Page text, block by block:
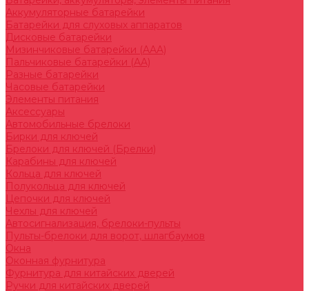
Аккумуляторные батарейки
Батарейки для слуховых аппаратов
Дисковые батарейки
Мизинчиковые батарейки (AAA)
Пальчиковые батарейки (AA)
Разные батарейки
Часовые батарейки
Элементы питания
Аксессуары
Автомобильные брелоки
Бирки для ключей
Брелоки для ключей (Брелки)
Карабины для ключей
Кольца для ключей
Полукольца для ключей
Цепочки для ключей
Чехлы для ключей
Автосигнализация, брелоки-пульты
Пульты-брелоки для ворот, шлагбаумов
Окна
Оконная фурнитура
Фурнитура для китайских дверей
Ручки для китайских дверей